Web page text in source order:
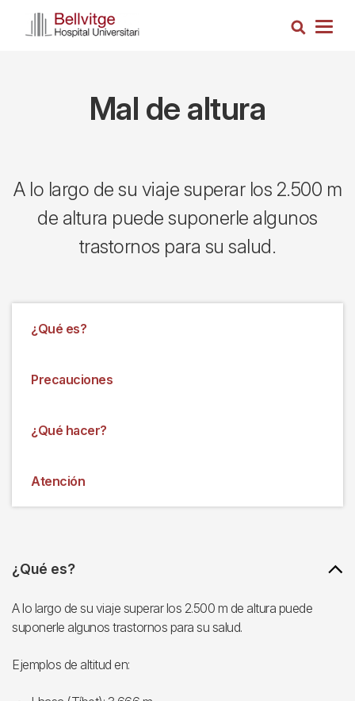
Busca
Mal de altura
A lo largo de su viaje superar los 2.500 m
de altura puede suponerle algunos
trastornos para su salud.
¿Qué es?
Precauciones
¿Qué hacer?
Atención
¿Qué es?
A lo largo de su viaje superar los 2.500 m de altura puede
suponerle algunos trastornos para su salud.
Ejemplos de altitud en: